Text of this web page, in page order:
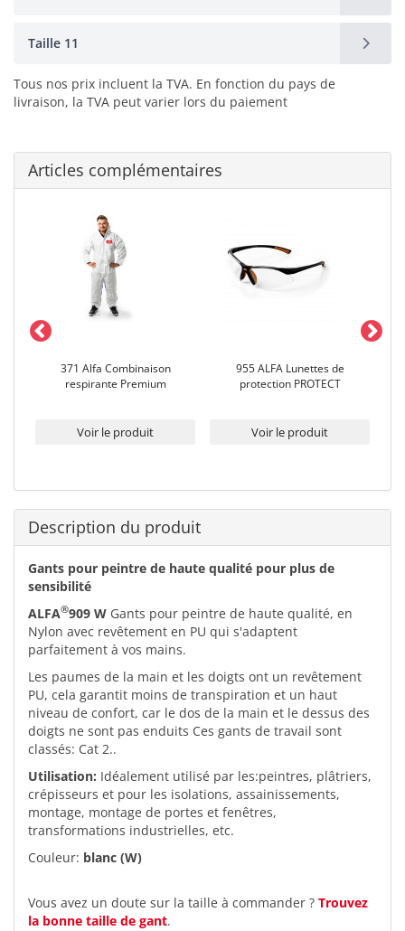
Taille 11
Tous nos prix incluent la TVA. En fonction du pays de
livraison, la TVA peut varier lors du paiement
Articles complémentaires
371 Alfa Combinaison
respirante Premium
Voir le produit
955 ALFA Lunettes de
protection PROTECT
Voir le produit
Description du produit
Gants pour peintre de haute qualité pour plus de
sensibilité
ALFA®909 W Gants pour peintre de haute qualité, en
Nylon avec revêtement en PU qui s'adaptent
parfaitement à vos mains.
Les paumes de la main et les doigts ont un revêtement
PU, cela garantit moins de transpiration et un haut
niveau de confort, car le dos de la main et le dessus des
doigts ne sont pas enduits Ces gants de travail sont
classés: Cat 2..
Utilisation: Idéalement utilisé par les:peintres, plâtriers,
crépisseurs et pour les isolations, assainissements,
montage, montage de portes et fenêtres,
transformations industrielles, etc.
Couleur: blanc (W)
Vous avez un doute sur la taille à commander ? Trouvez
la bonne taille de gant.